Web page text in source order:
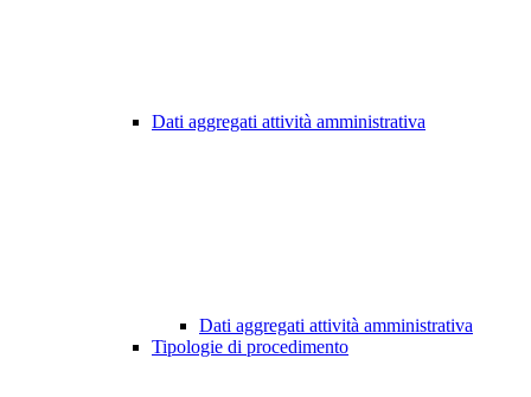
Dati aggregati attività amministrativa
Dati aggregati attività amministrativa
Tipologie di procedimento